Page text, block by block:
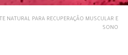
NATURAL PARA RECUPERAÇÃO MUSCULAR E
SONO